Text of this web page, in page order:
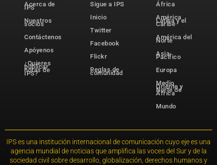
Acerca de
IPS
Nuestros
socios
Contáctenos
Apóyenos
¿Quieres
publicar
notas de
IPS?
Sigue a IPS
Inicio
Twitter
Facebook
Flickr
Reglas de
comunidad
África
América
Latina y el
Caribe
América del
Norte
Asia-
Pacífico
Europa
Medio
Oriente y
Norte de
África
Mundo
IPS es una institución internacional de comunicación cuyo eje es una
agencia mundial de noticias que amplifica las voces del Sur y de la
sociedad civil sobre desarrollo, globalización, derechos humanos y